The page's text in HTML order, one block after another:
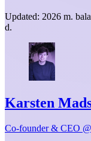
Updated: 2026 m.
d.
Karsten
Co-founder & CEO